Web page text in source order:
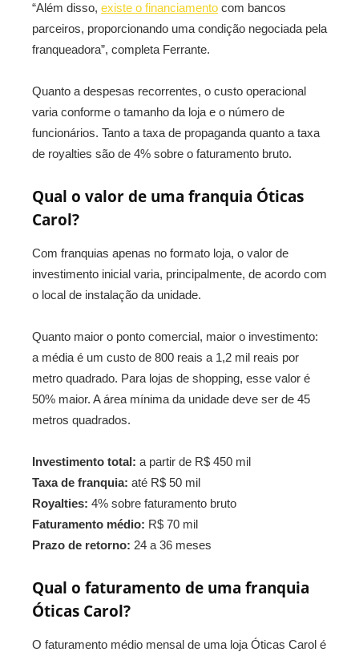
“Além disso, existe o financiamento com bancos
parceiros, proporcionando uma condição negociada pela
franqueadora”, completa Ferrante.
Quanto a despesas recorrentes, o custo operacional
varia conforme o tamanho da loja e o número de
funcionários. Tanto a taxa de propaganda quanto a taxa
de royalties são de 4% sobre o faturamento bruto.
Qual o valor de uma franquia Óticas
Carol?
Com franquias apenas no formato loja, o valor de
investimento inicial varia, principalmente, de acordo com
o local de instalação da unidade.
Quanto maior o ponto comercial, maior o investimento:
a média é um custo de 800 reais a 1,2 mil reais por
metro quadrado. Para lojas de shopping, esse valor é
50% maior. A área mínima da unidade deve ser de 45
metros quadrados.
Investimento total: a partir de R$ 450 mil
Taxa de franquia: até R$ 50 mil
Royalties: 4% sobre faturamento bruto
Faturamento médio: R$ 70 mil
Prazo de retorno: 24 a 36 meses
Qual o faturamento de uma franquia
Óticas Carol?
O faturamento médio mensal de uma loja Óticas Carol é